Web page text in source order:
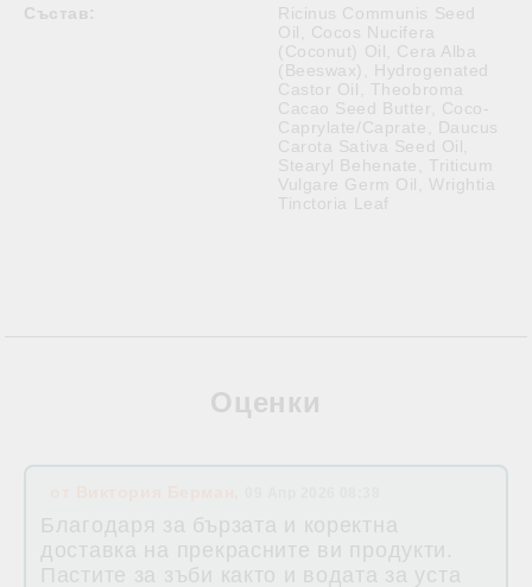
Състав:
Ricinus Communis Seed
Oil, Cocos Nucifera
(Coconut) Oil, Cera Alba
(Beeswax), Hydrogenated
Castor Oil, Theobroma
Cacao Seed Butter, Coco-
Caprylate/Caprate, Daucus
Carota Sativa Seed Oil,
Stearyl Behenate, Triticum
Vulgare Germ Oil, Wrightia
Tinctoria Leaf
Оценки
Благодаря за бързата и коректна
доставка на прекрасните ви продукти.
Пастите за зъби както и водата за уста